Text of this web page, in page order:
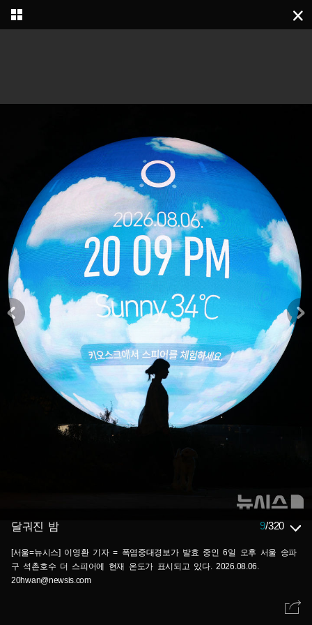
달궈진 밤 9/320
[서울=뉴시스] 이영환 기자 = 폭염중대경보가 발효 중인 6일 오후 서울 송파
구 석촌호수 더 스피어에 현재 온도가 표시되고 있다. 2026.08.06.
20hwan@newsis.com